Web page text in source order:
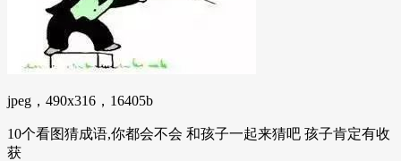
jpeg，490x316，16405b
10个看图猜成语,你都会不会 和孩子一起来猜吧 孩子肯定有收
获